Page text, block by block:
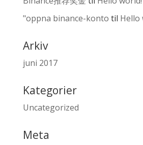
"oppna binance-konto til Hello
Arkiv
juni 2017
Kategorier
Uncategorized
Meta